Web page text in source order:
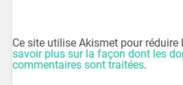
Ce site utilise Akismet pour réduire
savoir plus sur la façon dont les
commentaires sont traitées.